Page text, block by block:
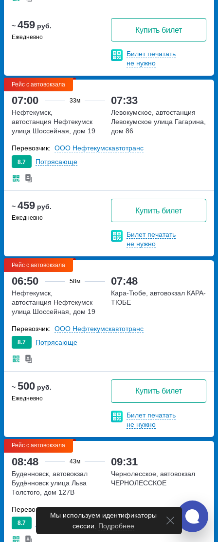
~ 459 руб.
Ежедневно
Купить билет
Билет печатать
не нужно
Рейс с автовокзала
07:00 33м 07:33
~ 459 руб.
Ежедневно
Купить билет
Билет печатать
не нужно
Нефтекумск,
автостанция Нефтекумск
улица Шоссейная, дом 19
Левокумское, автостанция
Левокумское улица Гагарина,
дом 86
8.7 Потрясающе
Перевозчик: ООО Нефтекумскавтотранс
Рейс с автовокзала
06:50 58м 07:48
~ 500 руб.
Ежедневно
Купить билет
Билет печатать
не нужно
Нефтекумск,
автостанция Нефтекумск
улица Шоссейная, дом 19
Кара-Тюбе, автовокзал КАРА-
ТЮБЕ
8.7 Потрясающе
Перевозчик: ООО Нефтекумскавтотранс
Рейс с автовокзала
08:48 43м 09:31
Буденновск, автовокзал
Будённовск улица Льва
Толстого, дом 127В
Чернолесское, автовокзал
ЧЕРНОЛЕССКОЕ
8.7
Перевозчик: ООО Нефтекумскавтотранс
Мы используем идентификаторы
сессии. Подробнее